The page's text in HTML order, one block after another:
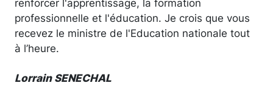
professionnelle et l'éducation. Je crois que vous
recevez le ministre de l'Education nationale tout
à l’heure.
Lorrain SENECHAL